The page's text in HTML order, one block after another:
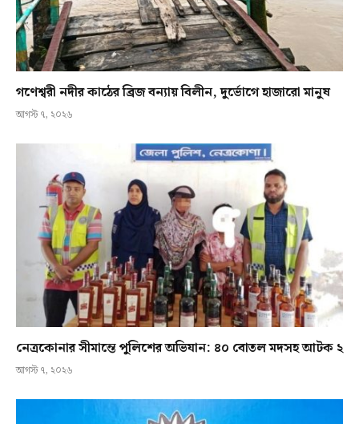
গণেশ্বরী নদীর কাঠের ব্রিজ বন্যায় বিলীন, দুর্ভোগে হাজারো মানুষ
আগস্ট ৭, ২০২৬
নেত্রকোনার সীমান্তে পুলিশের অভিযান: ৪০ বোতল মদসহ আটক ২
আগস্ট ৭, ২০২৬